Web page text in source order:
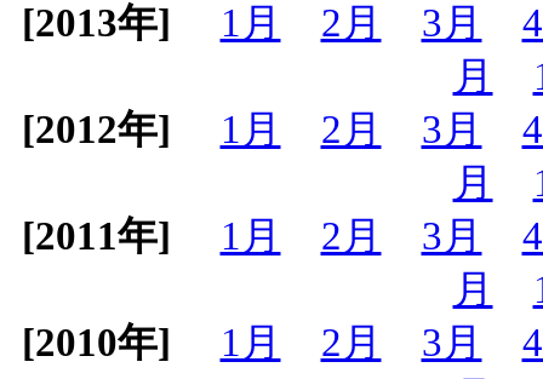
[2013年]
1月 2月 3月
月
[2012年]
1月 2月 3月
月
[2011年]
1月 2月 3月
月
[2010年]
1月 2月 3月